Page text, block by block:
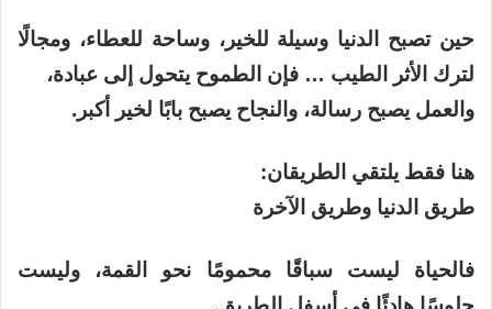
حين تصبح الدنيا وسيلة للخير، وساحة للعطاء، ومجالًا
لترك الأثر الطيب … فإن الطموح يتحول إلى عبادة،
والعمل يصبح رسالة، والنجاح يصبح بابًا لخير أكبر.
هنا فقط يلتقي الطريقان:
طريق الدنيا وطريق الآخرة
فالحياة ليست سباقًا محمومًا نحو القمة، وليست